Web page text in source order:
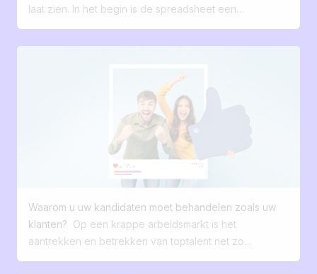
meertalige verspreiding ✅ Rapportage
oplossing niet de grootste. Maar degene
die echt inspeelt op de behoeften van je
teams. En jij, hoeveel functionaliteiten van
je ATS gebruik je nu echt dagelijks? 🤔
laat zien. In het begin is de spreadsheet een
verwacht. Maar in recruitment dringt zich geleidelijk
een realiteit op: een eenvoudige organisatie werkt
prima zolang het aantal sollicitaties beheersbaar blijft .
Maar dan veranderen de behoeften. Meer sollicitaties,
meerdere functies waarvoor je tegelijk moet werven,
en vroeg of laat collega’s die zich bij je team voegen.
De opvolging wordt wat minder soepel, de informatie
sommige taken kosten meer tijd dan vroeger. Niets
ernstigs, maar wel een duidelijk signaal: de tool bereikt
zijn grenzen. Vanaf dat punt is de vraag niet meer echt
of Excel werkt, maar of het nog wel aansluit bij uw
Waarom u uw kandidaten moet behandelen zoals uw
klanten? Op een krappe arbeidsmarkt is het
aantrekken en betrekken van toptalent net zo